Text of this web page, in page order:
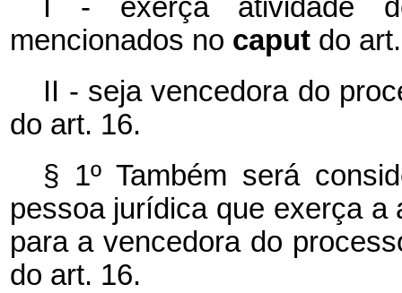
I - exerça atividade
mencionados no caput do
II - seja vencedora do
do art. 16.
§ 1º Também será
pessoa jurídica que exerça a
para a vencedora do
do art. 16.